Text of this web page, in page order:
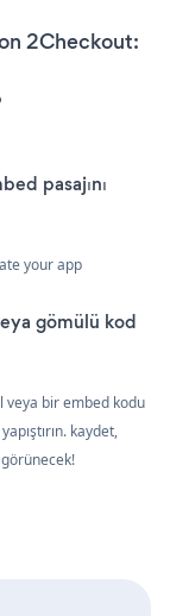
2Checkout:
pasajını
your app
gömülü kod
veya bir embed kodu
kaydet,